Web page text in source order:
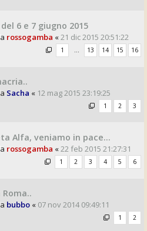
6 e 7 giugno 2015
rossogamba «21 dic 2015 20:51:22
1 … 13 14 15 16
Sacha « 12 mag 2015 23:19:25
1 2 3
Alfa, veniamo in pace...
rossogamba «22 feb 2015 21:27:31
1 2 3 4 5 6
bubbo « 07 nov 2014 09:49:11
1 2